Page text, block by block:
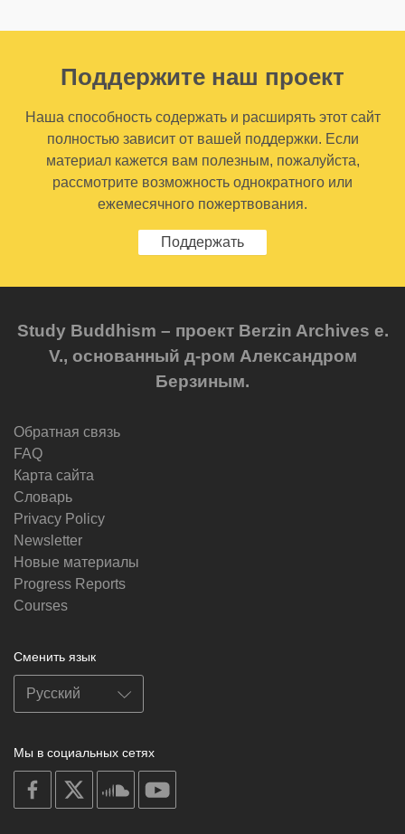
Поддержите наш проект
Наша способность содержать и расширять этот сайт
полностью зависит от вашей поддержки. Если
материал кажется вам полезным, пожалуйста,
рассмотрите возможность однократного или
ежемесячного пожертвования.
Поддержать
Study Buddhism – проект Berzin Archives e.
V., основанный д-ром Александром
Берзиным.
Обратная связь
FAQ
Карта сайта
Словарь
Privacy Policy
Newsletter
Новые материалы
Progress Reports
Courses
Сменить язык
Мы в социальных сетях
on
facebook
soundcloud